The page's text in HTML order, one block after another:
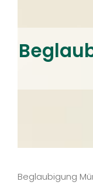
Beglaubigung